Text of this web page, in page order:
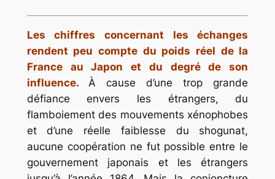
Les chiffres concernant les échanges
rendent peu compte du poids réel de la
France au Japon et du degré de son
influence.
À cause d’une trop grande
défiance envers les étrangers, du
flamboiement des mouvements xénophobes
et d’une réelle faiblesse du shogunat,
aucune coopération ne fut possible entre le
gouvernement japonais et les étrangers